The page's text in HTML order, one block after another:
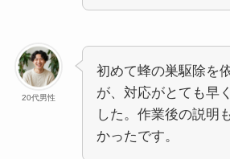
20代男性
初めて蜂の巣駆除を
が、対応がとても早
した。作業後の説明
かったです。